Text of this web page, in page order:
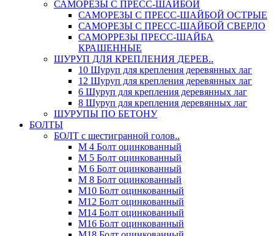
САМОРЕЗЫ С ПРЕСС-ШАЙБОЙ
САМОРЕЗЫ С ПРЕСС-ШАЙБОЙ ОСТРЫЕ
САМОРЕЗЫ С ПРЕСС-ШАЙБОЙ СВЕРЛО
САМОРРЕЗЫ ПРЕСС-ШАЙБА
КРАШЕННЫЕ
ШУРУП ДЛЯ КРЕПЛЕНИЯ ДЕРЕВ..
10 Шуруп для крепления деревянных лаг
12 Шуруп для крепления деревянных лаг
6 Шуруп для крепления деревянных лаг
8 Шуруп для крепления деревянных лаг
ШУРУПЫ ПО БЕТОНУ
БОЛТЫ
БОЛТ с шестигранной голов..
М 4 Болт оцинкованный
М 5 Болт оцинкованный
М 6 Болт оцинкованный
М 8 Болт оцинкованный
М10 Болт оцинкованный
М12 Болт оцинкованный
М14 Болт оцинкованный
М16 Болт оцинкованный